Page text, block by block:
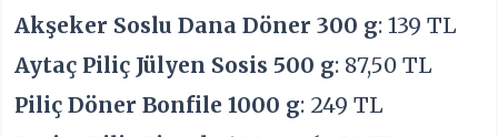
Akşeker Soslu Dana Döner 300 g: 139 TL
Aytaç Piliç Jülyen Sosis 500 g: 87,50 TL
Piliç Döner Bonfile 1000 g: 249 TL